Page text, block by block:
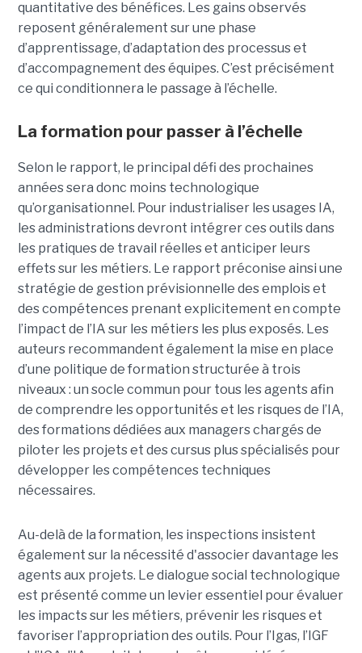
quantitative des bénéfices. Les gains observés
reposent généralement sur une phase
d’apprentissage, d’adaptation des processus et
d’accompagnement des équipes. C’est précisément
ce qui conditionnera le passage à l’échelle.
La formation pour passer à l’échelle
Selon le rapport, le principal défi des prochaines
années sera donc moins technologique
qu’organisationnel. Pour industrialiser les usages IA,
les administrations devront intégrer ces outils dans
les pratiques de travail réelles et anticiper leurs
effets sur les métiers. Le rapport préconise ainsi une
stratégie de gestion prévisionnelle des emplois et
des compétences prenant explicitement en compte
l’impact de l’IA sur les métiers les plus exposés. Les
auteurs recommandent également la mise en place
d’une politique de formation structurée à trois
niveaux : un socle commun pour tous les agents afin
de comprendre les opportunités et les risques de l’IA,
des formations dédiées aux managers chargés de
piloter les projets et des cursus plus spécialisés pour
développer les compétences techniques
nécessaires.
Au-delà de la formation, les inspections insistent
également sur la nécessité d'associer davantage les
agents aux projets. Le dialogue social technologique
est présenté comme un levier essentiel pour évaluer
les impacts sur les métiers, prévenir les risques et
favoriser l’appropriation des outils. Pour l’Igas, l’IGF